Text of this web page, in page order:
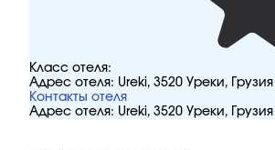
Класс отеля:
Адрес отеля: Ureki, 3520 Уреки, Грузия
Контакты отеля
Адрес отеля: Ureki, 3520 Уреки, Грузия